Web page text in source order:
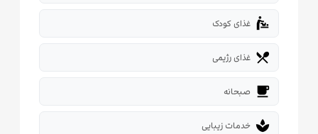
baby_changing_station غذای کودک
restaurant_menu غذای رژیمی
free_breakfast صبحانه
spa خدمات زیبایی